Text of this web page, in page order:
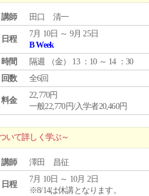
講師 田口 清一
日程
7月 10日 ～ 9月 25日
B Week
時間
隔週 （金） 13 ：10 ～ 14 ：30
回数
全6回
料金
22,770円
一般22,770円/入学者20,460円
て詳しく学ぶ～
講師 澤田 昌征
日程
7月 10日 ～ 10月 2日
※8/14は休講となります。